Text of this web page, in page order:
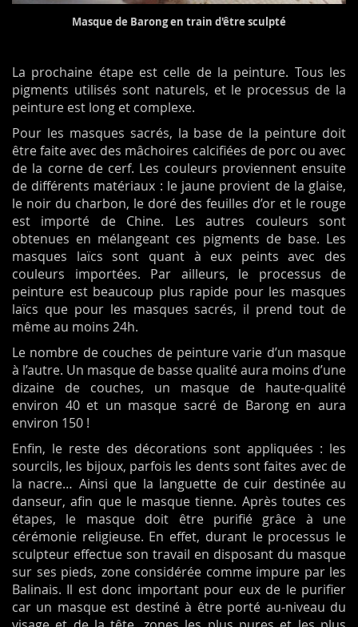
Masque de Barong en train d'être sculpté
La prochaine étape est celle de la peinture. Tous les
pigments utilisés sont naturels, et le processus de la
peinture est long et complexe.
Pour les masques sacrés, la base de la peinture doit
être faite avec des mâchoires calcifiées de porc ou avec
de la corne de cerf. Les couleurs proviennent ensuite
de différents matériaux : le jaune provient de la glaise,
le noir du charbon, le doré des feuilles d’or et le rouge
est importé de Chine. Les autres couleurs sont
obtenues en mélangeant ces pigments de base. Les
masques laïcs sont quant à eux peints avec des
couleurs importées. Par ailleurs, le processus de
peinture est beaucoup plus rapide pour les masques
laïcs que pour les masques sacrés, il prend tout de
même au moins 24h.
Le nombre de couches de peinture varie d’un masque
à l’autre. Un masque de basse qualité aura moins d’une
dizaine de couches, un masque de haute-qualité
environ 40 et un masque sacré de Barong en aura
environ 150 !
Enfin, le reste des décorations sont appliquées : les
sourcils, les bijoux, parfois les dents sont faites avec de
la nacre… Ainsi que la languette de cuir destinée au
danseur, afin que le masque tienne. Après toutes ces
étapes, le masque doit être purifié grâce à une
cérémonie religieuse. En effet, durant le processus le
sculpteur effectue son travail en disposant du masque
sur ses pieds, zone considérée comme impure par les
Balinais. Il est donc important pour eux de le purifier
car un masque est destiné à être porté au-niveau du